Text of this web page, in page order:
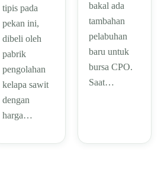
tipis pada
pekan ini,
dibeli oleh
pabrik
pengolahan
kelapa sawit
dengan
harga…
bakal ada
tambahan
pelabuhan
baru untuk
bursa CPO.
Saat…